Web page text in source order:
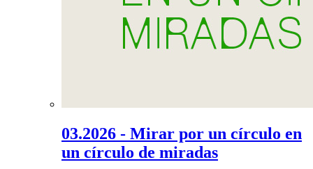
03.2026 - Mirar por un círculo en
un círculo de miradas